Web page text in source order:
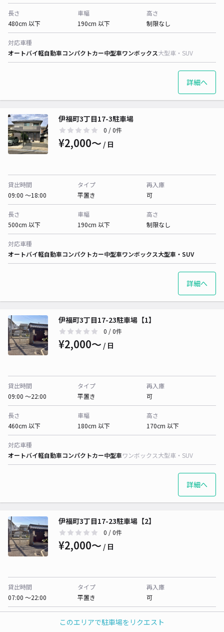
このエリアで駐車場をリクエスト
長さ
480cm 以下
車幅
190cm 以下
高さ
制限なし
対応車種
オートバイ軽自動車コンパクトカー中型車ワンボックス大型車・SUV
詳細へ
伊福町3丁目17-3駐車場
0 / 0件
¥2,000〜 / 日
貸出時間
09:00 〜18:00
タイプ
平置き
再入庫
可
長さ
500cm 以下
車幅
190cm 以下
高さ
制限なし
対応車種
オートバイ軽自動車コンパクトカー中型車ワンボックス大型車・SUV
詳細へ
伊福町3丁目17-23駐車場【1】
0 / 0件
¥2,000〜 / 日
貸出時間
09:00 〜22:00
タイプ
平置き
再入庫
可
長さ
460cm 以下
車幅
180cm 以下
高さ
170cm 以下
対応車種
オートバイ軽自動車コンパクトカー中型車ワンボックス大型車・SUV
詳細へ
伊福町3丁目17-23駐車場【2】
0 / 0件
¥2,000〜 / 日
貸出時間
07:00 〜22:00
タイプ
平置き
再入庫
可
190cm 以下
制限なし